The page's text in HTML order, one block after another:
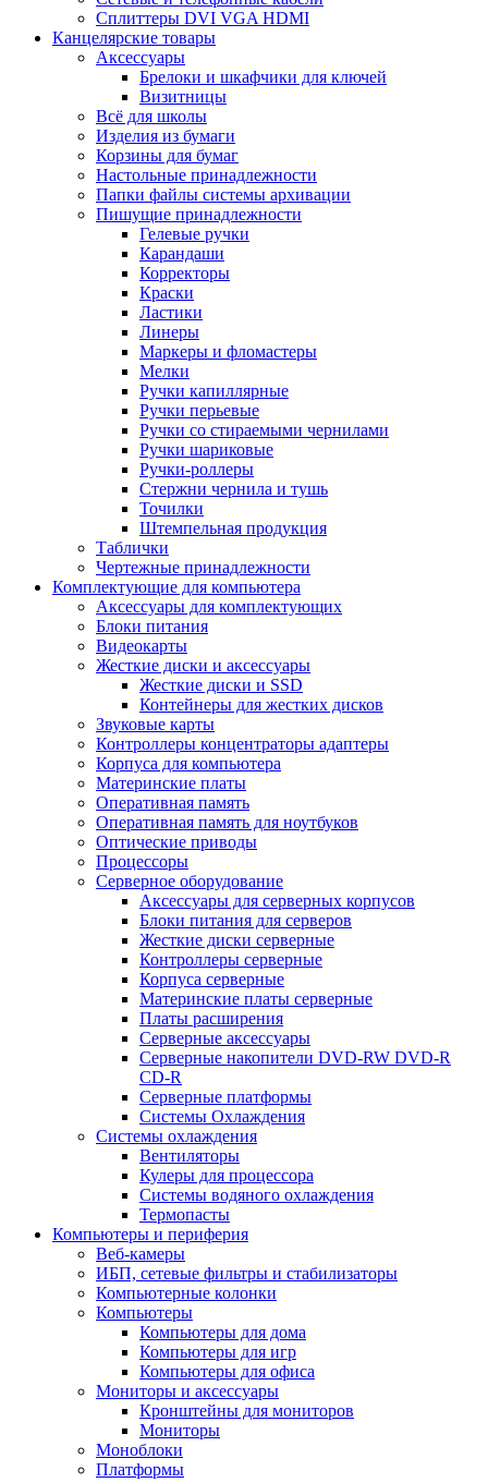
Сплиттеры DVI VGA HDMI
Канцелярские товары
Аксессуары
Брелоки и шкафчики для ключей
Визитницы
Всё для школы
Изделия из бумаги
Корзины для бумаг
Настольные принадлежности
Папки файлы системы архивации
Пишущие принадлежности
Гелевые ручки
Карандаши
Корректоры
Краски
Ластики
Линеры
Маркеры и фломастеры
Мелки
Ручки капиллярные
Ручки перьевые
Ручки со стираемыми чернилами
Ручки шариковые
Ручки-роллеры
Стержни чернила и тушь
Точилки
Штемпельная продукция
Таблички
Чертежные принадлежности
Комплектующие для компьютера
Аксессуары для комплектующих
Блоки питания
Видеокарты
Жесткие диски и аксессуары
Жесткие диски и SSD
Контейнеры для жестких дисков
Звуковые карты
Контроллеры концентраторы адаптеры
Корпуса для компьютера
Материнские платы
Оперативная память
Оперативная память для ноутбуков
Оптические приводы
Процессоры
Серверное оборудование
Аксессуары для серверных корпусов
Блоки питания для серверов
Жесткие диски серверные
Контроллеры серверные
Корпуса серверные
Материнские платы серверные
Платы расширения
Серверные аксессуары
Серверные накопители DVD-RW DVD-R
CD-R
Серверные платформы
Системы Охлаждения
Системы охлаждения
Вентиляторы
Кулеры для процессора
Системы водяного охлаждения
Термопасты
Компьютеры и периферия
Веб-камеры
ИБП, сетевые фильтры и стабилизаторы
Компьютерные колонки
Компьютеры
Компьютеры для дома
Компьютеры для игр
Компьютеры для офиса
Мониторы и аксессуары
Кронштейны для мониторов
Мониторы
Моноблоки
Платформы